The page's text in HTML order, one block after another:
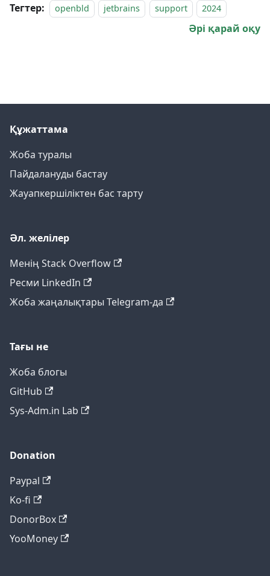
Тегтер: openbld jetbrains support 2024
Әрі қарай оқу
Құжаттама
Жоба туралы
Пайдалануды бастау
Жауапкершіліктен бас тарту
Әл. желілер
Менің Stack Overflow
Ресми LinkedIn
Жоба жаңалықтары Telegram-да
Тағы не
Жоба блогы
GitHub
Sys-Adm.in Lab
Donation
Paypal
Ko-fi
DonorBox
YooMoney